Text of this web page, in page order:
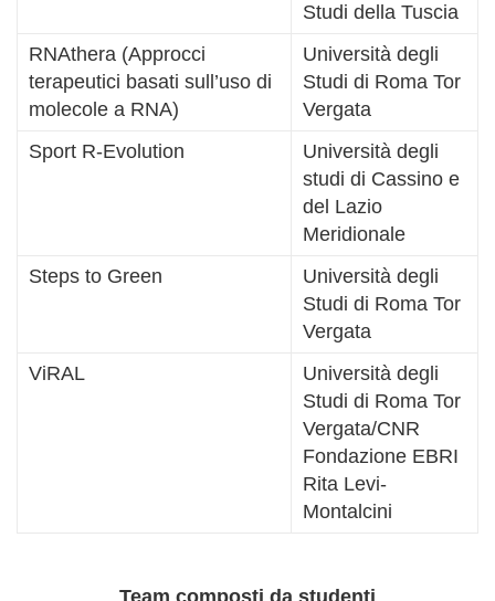
Studi della Tuscia
RNAthera (Approcci
terapeutici basati sull’uso di
molecole a RNA)
Università degli
Studi di Roma Tor
Vergata
Sport R-Evolution
Università degli
studi di Cassino e
del Lazio
Meridionale
Steps to Green
Università degli
Studi di Roma Tor
Vergata
ViRAL
Università degli
Studi di Roma Tor
Vergata/CNR
Fondazione EBRI
Rita Levi-
Montalcini
Team composti da studenti